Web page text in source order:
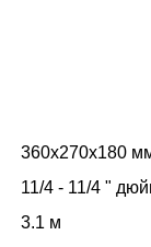
360х270х180
11/4 - 11/4 "
3.1 м